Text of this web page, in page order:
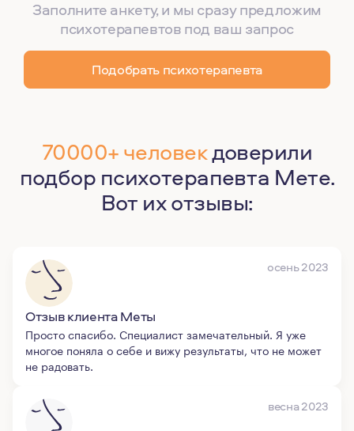
Заполните анкету, и мы сразу предложим
психотерапевтов под ваш запрос
Подобрать психотерапевта
70000+ человекдоверили
подбор психотерапевта Мете.
Вот их отзывы:
осень 2023
Отзыв клиента Меты
Просто спасибо. Специалист замечательный. Я уже
многое поняла о себе и вижу результаты, что не может
не радовать.
весна 2023